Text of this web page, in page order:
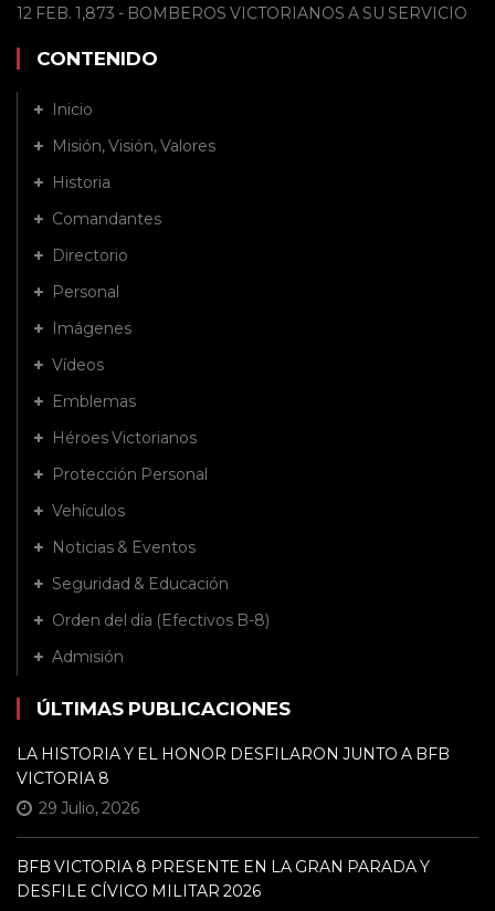
12 FEB. 1,873 - BOMBEROS VICTORIANOS A SU SERVICIO
CONTENIDO
Inicio
Misión, Visión, Valores
Historia
Comandantes
Directorio
Personal
Imágenes
Vídeos
Emblemas
Héroes Victorianos
Protección Personal
Vehículos
Noticias & Eventos
Seguridad & Educación
Orden del día (Efectivos B-8)
Admisión
ÚLTIMAS PUBLICACIONES
LA HISTORIA Y EL HONOR DESFILARON JUNTO A BFB
VICTORIA 8
29 Julio, 2026
BFB VICTORIA 8 PRESENTE EN LA GRAN PARADA Y
DESFILE CÍVICO MILITAR 2026